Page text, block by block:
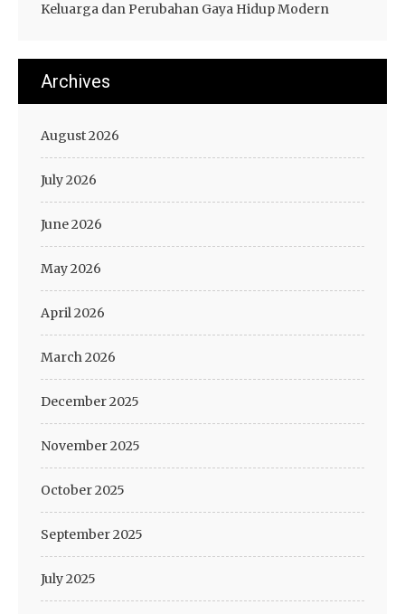
Keluarga dan Perubahan Gaya Hidup Modern
Archives
August 2026
July 2026
June 2026
May 2026
April 2026
March 2026
December 2025
November 2025
October 2025
September 2025
July 2025